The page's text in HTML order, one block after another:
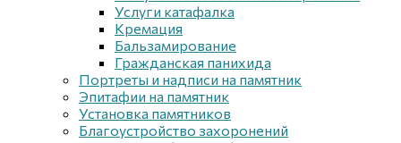
Услуги катафалка
Кремация
Бальзамирование
Гражданская панихида
Портреты и надписи на памятник
Эпитафии на памятник
Установка памятников
Благоустройство захоронений